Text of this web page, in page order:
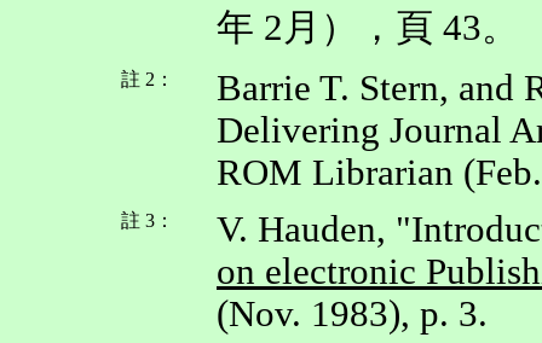
年 2月），頁 43。
註 2：
Barrie T. Stern, and
Delivering Journal
ROM Librarian
註 3：
V. Hauden,
on electronic
(Nov. 1983), p. 3.